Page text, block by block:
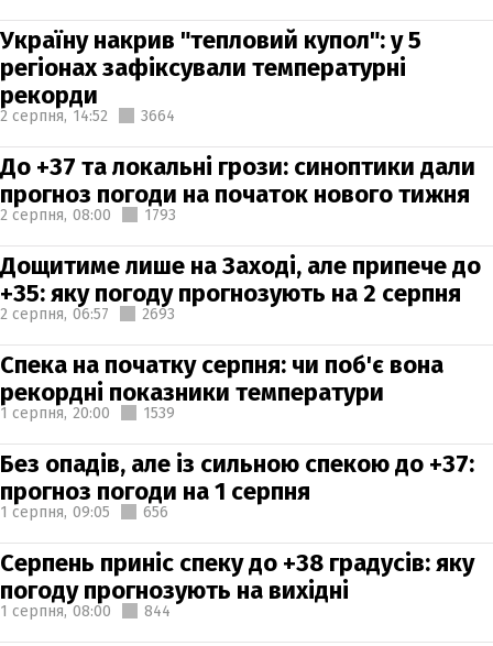
Україну накрив "тепловий купол": у 5
регіонах зафіксували температурні
рекорди
2 серпня, 14:52 3664
До +37 та локальні грози: синоптики дали
прогноз погоди на початок нового тижня
2 серпня, 08:00 1793
Дощитиме лише на Заході, але припече до
+35: яку погоду прогнозують на 2 серпня
2 серпня, 06:57 2693
Спека на початку серпня: чи поб'є вона
рекордні показники температури
1 серпня, 20:00 1539
Без опадів, але із сильною спекою до +37:
прогноз погоди на 1 серпня
1 серпня, 09:05 656
Серпень приніс спеку до +38 градусів: яку
погоду прогнозують на вихідні
1 серпня, 08:00 844